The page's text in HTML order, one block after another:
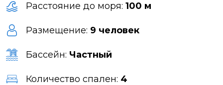
Расстояние до моря: 100 м
Размещение: 9 человек
Бассейн: Частный
Количество спален: 4